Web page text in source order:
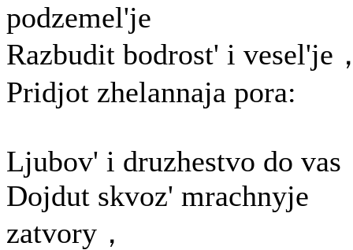
podzemel'je
Razbudit bodrost' i vesel'je
Pridjot zhelannaja pora:
Ljubov' i druzhestvo do vas
Dojdut skvoz' mrachnyje
zatvory，